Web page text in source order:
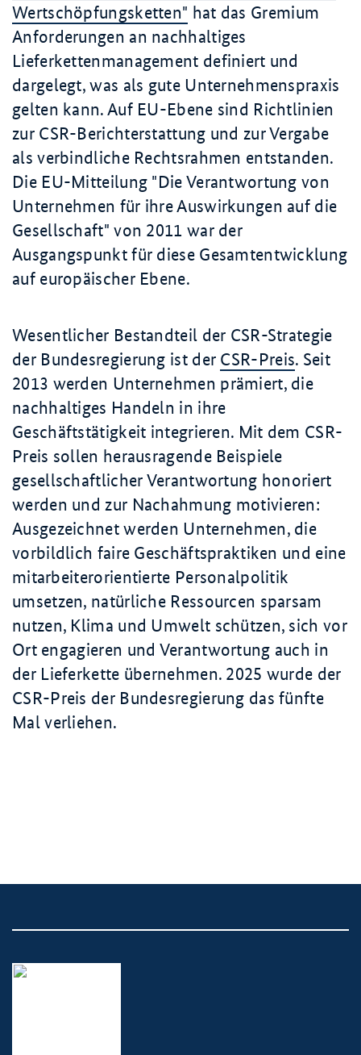
Wertschöpfungsketten" hat das Gremium
Anforderungen an nachhaltiges
Lieferkettenmanagement definiert und
dargelegt, was als gute Unternehmenspraxis
gelten kann. Auf EU-Ebene sind Richtlinien
zur CSR-Berichterstattung und zur Vergabe
als verbindliche Rechtsrahmen entstanden.
Die EU-Mitteilung "Die Verantwortung von
Unternehmen für ihre Auswirkungen auf die
Gesellschaft" von 2011 war der
Ausgangspunkt für diese Gesamtentwicklung
auf europäischer Ebene.
Wesentlicher Bestandteil der CSR-Strategie
der Bundesregierung ist der CSR-Preis. Seit
2013 werden Unternehmen prämiert, die
nachhaltiges Handeln in ihre
Geschäftstätigkeit integrieren. Mit dem CSR-
Preis sollen herausragende Beispiele
gesellschaftlicher Verantwortung honoriert
werden und zur Nachahmung motivieren:
Ausgezeichnet werden Unternehmen, die
vorbildlich faire Geschäftspraktiken und eine
mitarbeiterorientierte Personalpolitik
umsetzen, natürliche Ressourcen sparsam
nutzen, Klima und Umwelt schützen, sich vor
Ort engagieren und Verantwortung auch in
der Lieferkette übernehmen. 2025 wurde der
CSR-Preis der Bundesregierung das fünfte
Mal verliehen.